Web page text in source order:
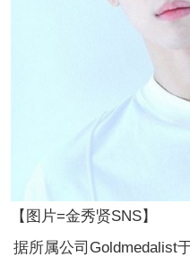
【图片=金秀贤SNS】
据所属公司Goldmedalist